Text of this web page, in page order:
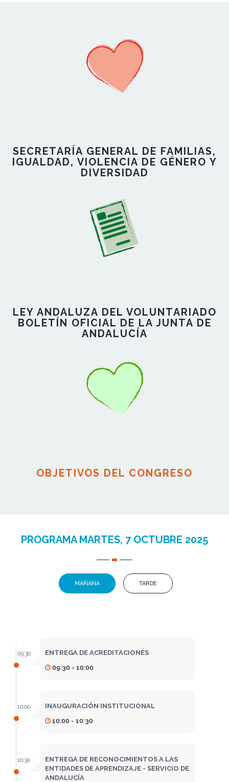
SECRETARÍA GENERAL DE FAMILIAS,
IGUALDAD, VIOLENCIA DE GÉNERO Y
DIVERSIDAD
LEY ANDALUZA DEL VOLUNTARIADO
BOLETÍN OFICIAL DE LA JUNTA DE
ANDALUCÍA
OBJETIVOS DEL CONGRESO
PROGRAMA MARTES, 7 OCTUBRE 2025
MAÑANA TARDE
09:30
ENTREGA DE ACREDITACIONES
09:30 - 10:00
10:00
INAUGURACIÓN INSTITUCIONAL
10:00 - 10:30
10:30
ENTREGA DE RECONOCIMIENTOS A LAS
ENTIDADES DE APRENDIZAJE - SERVICIO DE
ANDALUCÍA